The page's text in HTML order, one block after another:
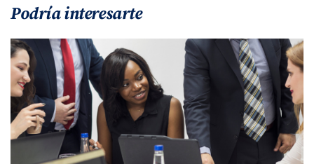
Podría interesarte